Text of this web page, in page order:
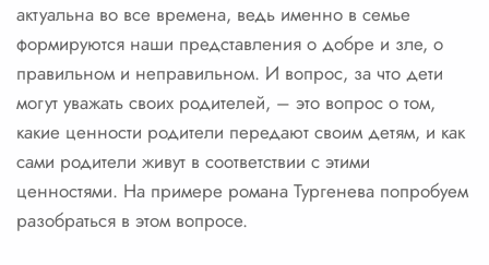
актуальна во все времена, ведь именно в семье
формируются наши представления о добре и зле, о
правильном и неправильном. И вопрос, за что дети
могут уважать своих родителей, – это вопрос о том,
какие ценности родители передают своим детям, и как
сами родители живут в соответствии с этими
ценностями. На примере романа Тургенева попробуем
разобраться в этом вопросе.